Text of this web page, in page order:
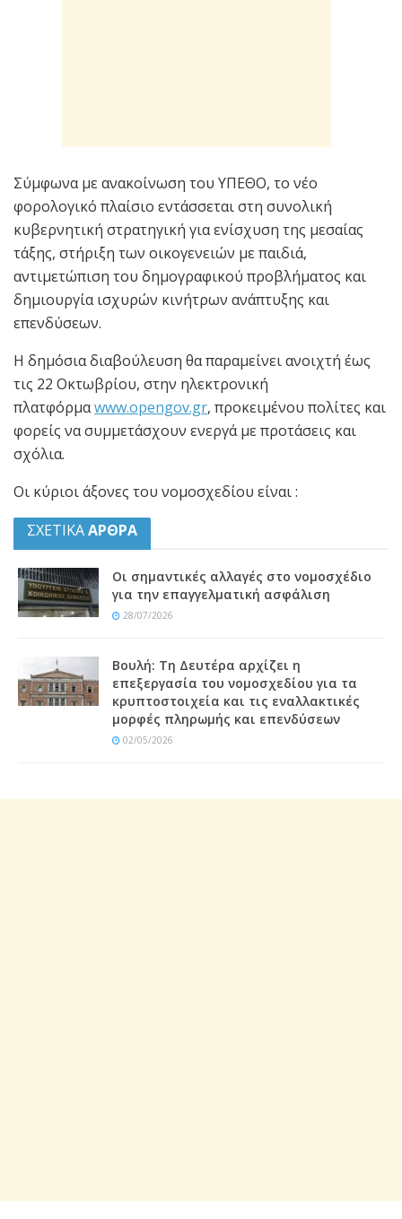
Σύμφωνα με ανακοίνωση του ΥΠΕΘΟ, το νέο
φορολογικό πλαίσιο εντάσσεται στη συνολική
κυβερνητική στρατηγική για ενίσχυση της μεσαίας
τάξης, στήριξη των οικογενειών με παιδιά,
αντιμετώπιση του δημογραφικού προβλήματος και
δημιουργία ισχυρών κινήτρων ανάπτυξης και
επενδύσεων.
Η δημόσια διαβούλευση θα παραμείνει ανοιχτή έως
τις 22 Οκτωβρίου, στην ηλεκτρονική
πλατφόρμαwww.opengov.gr, προκειμένου πολίτες και
φορείς να συμμετάσχουν ενεργά με προτάσεις και
σχόλια.
Οι κύριοι άξονες του νομοσχεδίου είναι :
ΣΧΕΤΙΚΑΑΡΘΡΑ
Οι σημαντικές αλλαγές στο νομοσχέδιο
για την επαγγελματική ασφάλιση
28/07/2026
Βουλή: Τη Δευτέρα αρχίζει η
επεξεργασία του νομοσχεδίου για τα
κρυπτοστοιχεία και τις εναλλακτικές
μορφές πληρωμής και επενδύσεων
02/05/2026